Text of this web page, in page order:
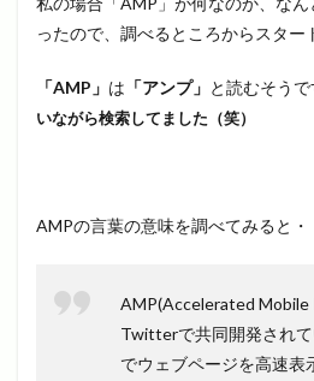
ったので、調べるところからスター
「AMP」 は 「アンプ」 と読むそうで
いながら検索してました（笑）
AMPの言葉の意味を調べてみると・
AMP(Accelerated Mobile
Twitterで共同開発され
でウェブページを高速表